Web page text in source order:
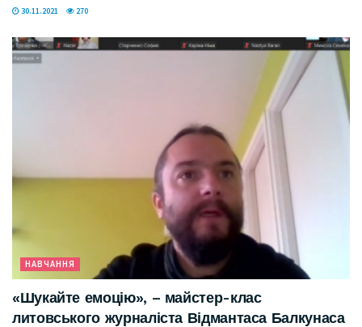
30.11.2021 270
НАВЧАННЯ
«Шукайте емоцію», – майстер-клас
литовського журналіста Відмантаса Балкунаса